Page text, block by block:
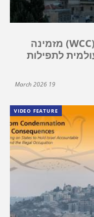
מועצת הכנסיות העולמית (WCC) מזמינה
לתפילות
19 March 2026
VIDEO FEATURE